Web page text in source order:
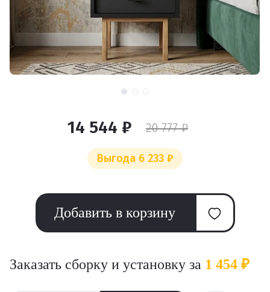
14 544 ₽ 20 777 ₽
Выгода 6 233 ₽
Добавить в корзину
Заказать сборку и установку за 1 454 ₽